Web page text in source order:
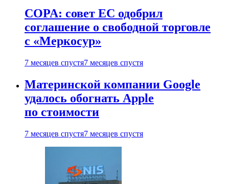
COPA: совет ЕС одобрил
соглашение о свободной торговле
с «Меркосур»
7 месяцев спустя7 месяцев спустя
Материнской компании Google
удалось обогнать Apple
по стоимости
7 месяцев спустя7 месяцев спустя